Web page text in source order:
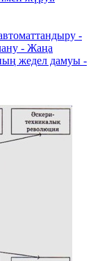
-
- Жаңа
жедел дамуы -